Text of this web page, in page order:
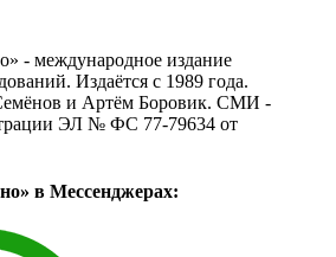
- международное издание
Издаётся с 1989 года.
и Артём Боровик. CМИ -
ЭЛ № ФС 77-79634 от
в Мессенджерах: